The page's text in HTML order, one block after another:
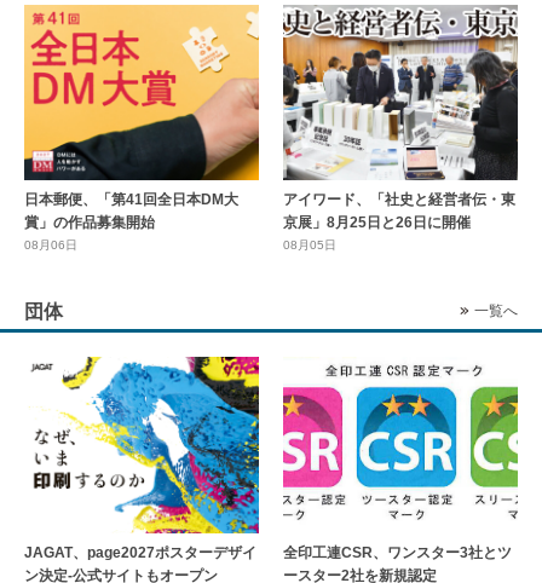
日本郵便、「第41回全日本DM大
賞」の作品募集開始
08月06日
アイワード、「社史と経営者伝・東
京展」8月25日と26日に開催
08月05日
団体 一覧へ
JAGAT、page2027ポスターデザイ
ン決定-公式サイトもオープン
全印工連CSR、ワンスター3社とツ
ースター2社を新規認定